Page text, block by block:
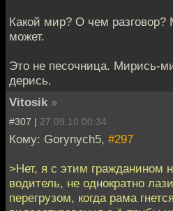
Какой мир? О чем
может.
Это не песочница. Мирись-
дерись.
Vitosik »
#307 | 27.09.10 00:34
Кому: Gorynych5, #297
>Нет, я с этим гражданином
водитель, не однократно
перегрузом, когда рама